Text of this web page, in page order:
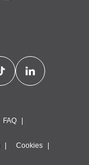
FAQ
Cookies